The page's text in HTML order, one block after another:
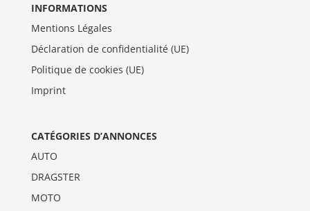
INFORMATIONS
Mentions Légales
Déclaration de confidentialité (UE)
Politique de cookies (UE)
Imprint
CATÉGORIES D’ANNONCES
AUTO
DRAGSTER
MOTO